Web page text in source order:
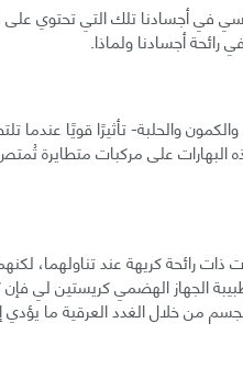
في أجسادنا تلك التي تحتوي
رائحة أجسادنا ولماذا.
والحلبة- تأثيرًا قويًا عندما
البهارات على مركبات متطايرة
رائحة كريهة عند تناولهما،
الجهاز الهضمي كريستين لي
من خلال الغدد العرقية ما يؤدي